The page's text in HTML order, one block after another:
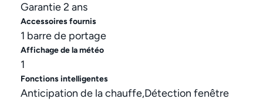
Garantie 2 ans
Accessoires fournis
1 barre de portage
Affichage de la météo
1
Fonctions intelligentes
Anticipation de la chauffe,Détection fenêtre